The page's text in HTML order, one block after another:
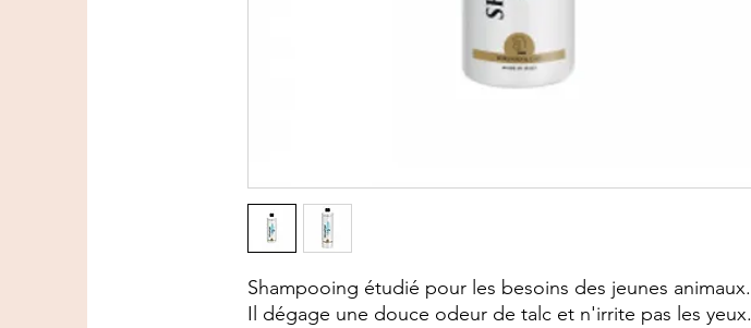
Shampooing étudié pour les besoins des jeunes animaux.
Il dégage une douce odeur de talc et n'irrite pas les yeux.